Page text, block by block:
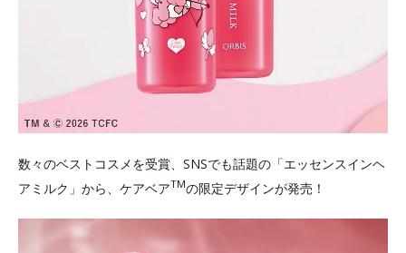
数々のベストコスメを受賞、SNSでも話題の「エッセンスインヘ
アミルク」から、ケアベアTMの限定デザインが発売！